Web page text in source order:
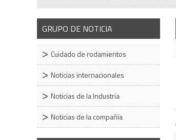
GRUPO DE NOTICIA
Cuidado de rodamientos
Noticias internacionales
Noticias de la Industria
Noticias de la compañía